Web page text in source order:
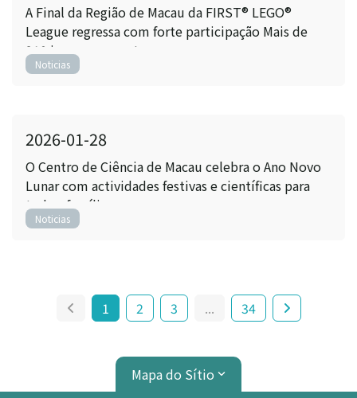
A Final da Região de Macau da FIRST® LEGO®
League regressa com forte participação Mais de
210 jovens competem por uma vaga no
Campeonato Mundial
Noticias
2026-01-28
O Centro de Ciência de Macau celebra o Ano Novo
Lunar com actividades festivas e científicas para
toda a família
Noticias
1 2 3 ... 34
Mapa do Sítio